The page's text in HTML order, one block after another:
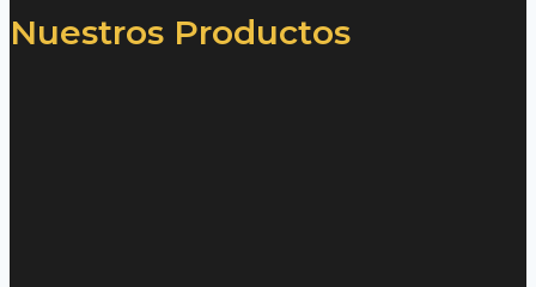
Nuestros Productos